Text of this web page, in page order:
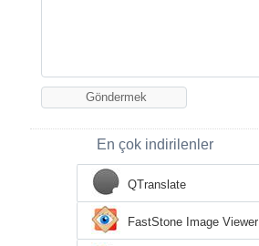
En çok indirilenler
QTranslate
FastStone Image Viewer